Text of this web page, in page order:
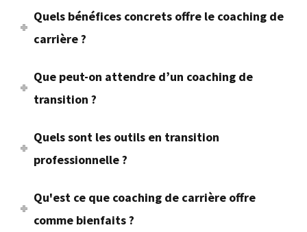
Quels bénéfices concrets offre le coaching de
carrière ?
Que peut-on attendre d’un coaching de
transition ?
Quels sont les outils en transition
professionnelle ?
Qu'est ce que coaching de carrière offre
comme bienfaits ?